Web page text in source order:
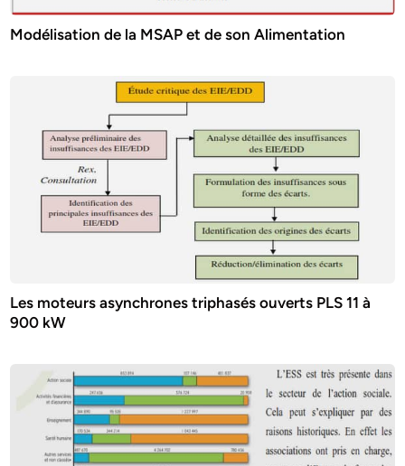
Modélisation de la MSAP et de son Alimentation
Les moteurs asynchrones triphasés ouverts PLS 11 à
900 kW